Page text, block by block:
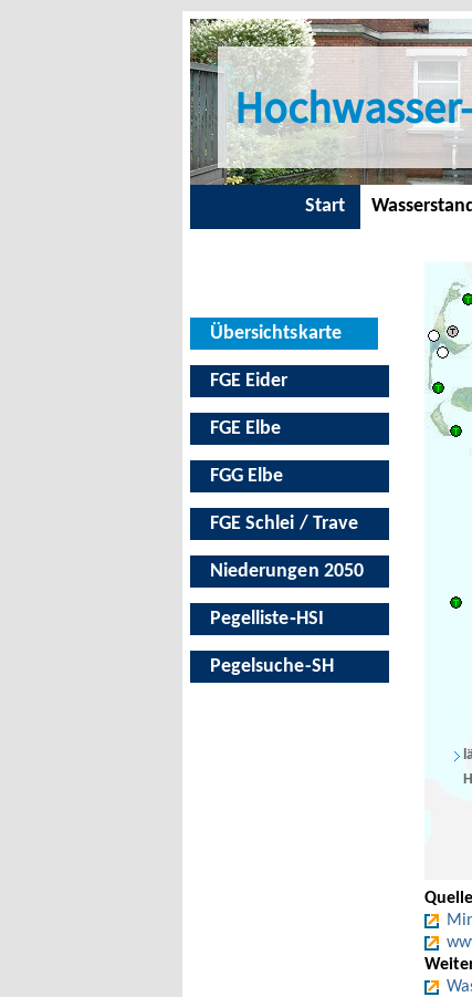
Start
Übersichtskarte
FGE Eider
FGE Elbe
FGG Elbe
FGE Schlei / Trave
Niederungen 2050
Pegelliste‑HSI
Pegelsuche-SH